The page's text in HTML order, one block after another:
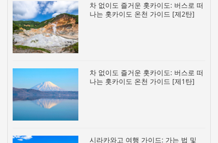
차 없이도 즐거운 홋카이도: 버스로 떠
나는 홋카이도 온천 가이드 [제2탄]
차 없이도 즐거운 홋카이도: 버스로 떠
나는 홋카이도 온천 가이드 [제1탄]
시라카와고 여행 가이드: 가는 법 및